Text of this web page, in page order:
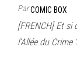
ParCOMIC BOX
[FRENCH] Et
l’Allée du